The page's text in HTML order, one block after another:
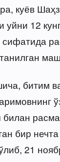
куёв
уйни 12
сифатида
битим
билан
бир
21